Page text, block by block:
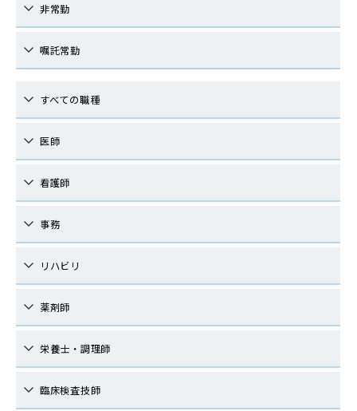
非常勤
嘱託常勤
すべての職種
医師
看護師
事務
リハビリ
薬剤師
栄養士・調理師
臨床検査技師